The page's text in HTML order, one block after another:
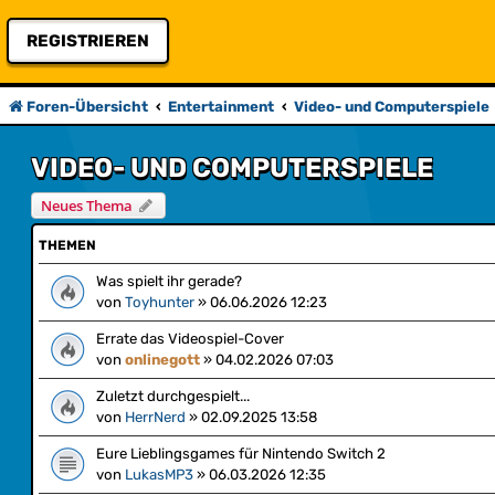
REGISTRIEREN
Foren-Übersicht Entertainment Video- und Computerspiele
VIDEO- UND COMPUTERSPIELE
Neues Thema
THEMEN
Was spielt ihr gerade?
von Toyhunter » 06.06.2026 12:23
Errate das Videospiel-Cover
von onlinegott » 04.02.2026 07:03
Zuletzt durchgespielt...
von HerrNerd » 02.09.2025 13:58
Eure Lieblingsgames für Nintendo Switch 2
von LukasMP3 » 06.03.2026 12:35